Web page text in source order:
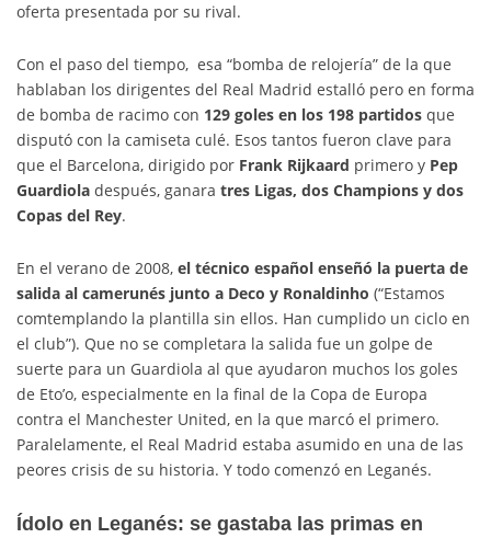
oferta presentada por su rival.
Con el paso del tiempo, esa “bomba de relojería” de la que
hablaban los dirigentes del Real Madrid estalló pero en forma
de bomba de racimo con 129 goles en los 198 partidos que
disputó con la camiseta culé. Esos tantos fueron clave para
que el Barcelona, dirigido por Frank Rijkaard primero y Pep
Guardiola después, ganara tres Ligas, dos Champions y dos
Copas del Rey.
En el verano de 2008, el técnico español enseñó la puerta de
salida al camerunés junto a Deco y Ronaldinho (“Estamos
comtemplando la plantilla sin ellos. Han cumplido un ciclo en
el club”). Que no se completara la salida fue un golpe de
suerte para un Guardiola al que ayudaron muchos los goles
de Eto’o, especialmente en la final de la Copa de Europa
contra el Manchester United, en la que marcó el primero.
Paralelamente, el Real Madrid estaba asumido en una de las
peores crisis de su historia. Y todo comenzó en Leganés.
Ídolo en Leganés: se gastaba las primas en